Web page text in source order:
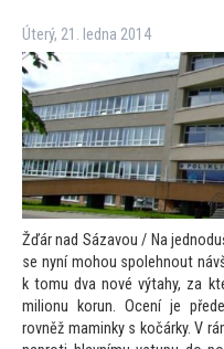
Úterý, 21. ledna 2014
Žďár nad Sázavou / Na
se nyní mohou spolehnout
ktomu dva nové výtahy, za
milionu korun. Ocení je
rovněž maminky s kočárky. V